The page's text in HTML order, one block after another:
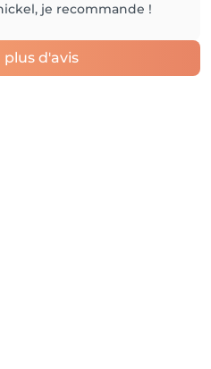
je recommande !
d'avis